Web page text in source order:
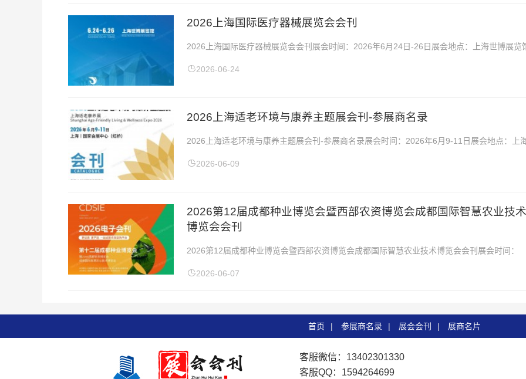
2026上海国际医疗器械展览会会刊
2026上海国际医疗器械展览会会刊展会时间：2026年6月24日-26日展会地点：上海世博展览
2026上海国际医疗器械展览会会刊，是你寻找项目、产品与厂商货源...
2026-06-24
2026上海适老环境与康养主题展会刊-参展商名录
2026上海适老环境与康养主题展会刊-参展商名录展会时间：2026年6月9-11日展会地点：上
国家会展中心2026上海适老环境与康养主题展会刊-参展商名录，含...
2026-06-09
2026第12届成都种业博览会暨西部农资博览会成都国际智慧农业技术
博览会会刊
2026第12届成都种业博览会暨西部农资博览会成都国际智慧农业技术博览会会刊展会时间：
2026年6月5-6日展会地址：成都世纪城新国际会展中心2026第12届成...
2026-06-07
首页 | 参展商名录 | 展会会刊 | 展商名片
客服微信：13402301330
客服QQ：1594264699